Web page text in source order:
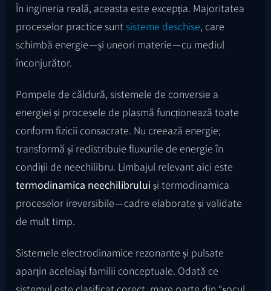
În ingineria reală, aceasta este excepția. Majoritatea
proceselor practice sunt sisteme deschise, care
schimbă energie — și uneori materie — cu mediul
înconjurător.
Pompele de căldură, sistemele de conversie a
energiei și procesele de plasmă funcționează toate
conform fizicii consacrate. Nu creează energie;
transformă și redistribuie fluxurile de energie în
condiții de neechilibru. Limbajul relevant aici este
termodinamica neechilibruluiși termodinamica
proceselor ireversibile — cadre elaborate și validate
de mult timp.
Sistemele electrodinamice rezonante și pulsate
aparțin aceleiași familii conceptuale. Odată ce